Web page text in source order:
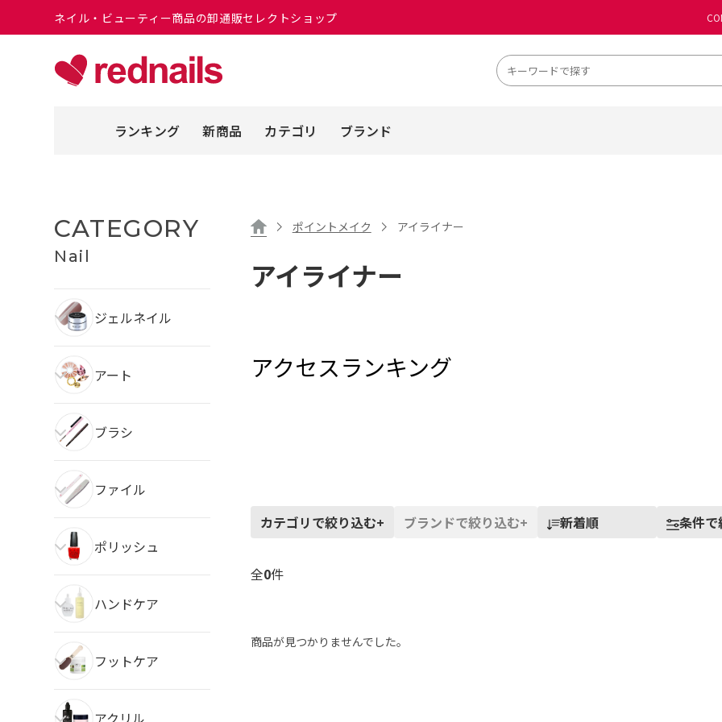
ネイル・ビューティー商品の卸通販セレクトショップ
ランキング 新商品 カテゴリ ブランド
CATEGORY
Nail
ジェルネイル
アート
ブラシ
ファイル
ポリッシュ
ハンドケア
フットケア
アクリル
ポイントメイク アイライナー
アイライナー
アクセスランキング
カテゴリで絞り込む+ ブランドで絞り込む+ 新着順 条件で
全0件
商品が見つかりませんでした。